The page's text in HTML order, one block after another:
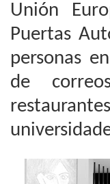
Unión
Puertas
personas
de